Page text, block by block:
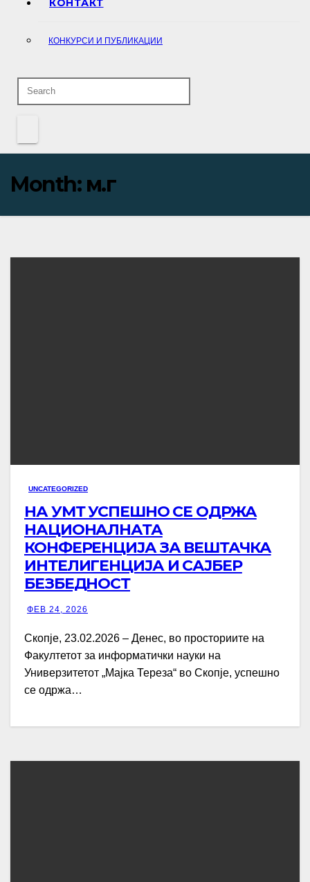
КОНТАКТ
КОНКУРСИ И ПУБЛИКАЦИИ
Month: м.г
UNCATEGORIZED
НА УМТ УСПЕШНО СЕ ОДРЖА
НАЦИОНАЛНАТА
КОНФЕРЕНЦИЈА ЗА ВЕШТАЧКА
ИНТЕЛИГЕНЦИЈА И САЈБЕР
БЕЗБЕДНОСТ
ФЕВ 24, 2026
Скопје, 23.02.2026 – Денес, во просториите на
Факултетот за информатички науки на
Универзитетот „Мајка Тереза“ во Скопјe, успешно
се одржа…